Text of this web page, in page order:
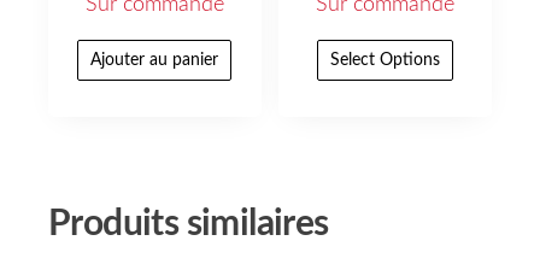
Sur commande
Ajouter au panier
Sur commande
Select Options
Produits similaires